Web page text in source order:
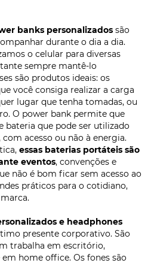
banks personalizados são
durante o dia a dia.
o celular para diversas
sempre mantê-lo
são produtos ideais: os
você consiga realizar a carga
lugar que tenha tomadas, ou
O power bank permite que
bateria que pode ser utilizado
acesso ou não à energia.
essas baterias portáteis são
eventos, convenções e
não é bom ficar sem acesso ao
práticos para o cotidiano,
e headphones
presente corporativo. São
trabalha em escritório,
home office. Os fones são